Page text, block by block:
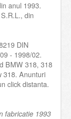
anul 1993.
din
DIN
- 1998/02.
BMW 318, 318
318. Anunturi
click distanta.
fabricatie 1993